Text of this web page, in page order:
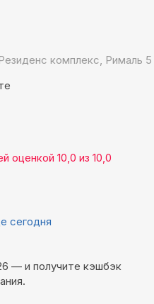
комплекс, Рималь 5
оценкой 10,0 из 10,0
сегодня
— и получите кэшбэк